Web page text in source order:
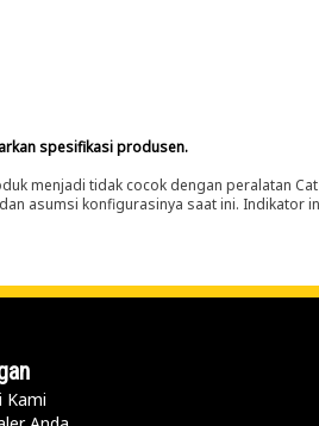
spesifikasi produsen.
menjadi tidak cocok dengan peralatan
asumsi konfigurasinya saat ini. Indikator
Kami